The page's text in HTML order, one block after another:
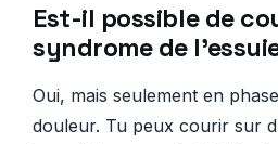
Est-il possible de
syndrome de
Oui, mais seulement en
douleur. Tu peux courir sur